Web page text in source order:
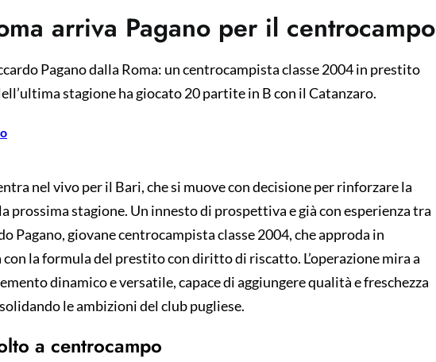
arriva Pagano per il centrocampo
Pagano dalla Roma: un centrocampista classe 2004 in prestito
stagione ha giocato 20 partite in B con il Catanzaro.
nel vivo per il Bari, che si muove con decisione per rinforzare la
prossima stagione. Un innesto di prospettiva e già con esperienza tra
Pagano, giovane centrocampista classe 2004, che approda in
la formula del prestito con diritto di riscatto. L’operazione mira a
dinamico e versatile, capace di aggiungere qualità e freschezza
le ambizioni del club pugliese.
a centrocampo